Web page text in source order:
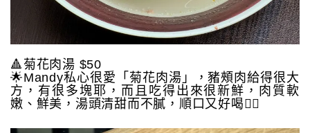
🔺菊花肉湯 $50
🌟Mandy私心很愛「菊花肉湯」，豬頰肉給得很大
方，有很多塊耶，而且吃得出來很新鮮，肉質軟
嫩、鮮美，湯頭清甜而不膩，順口又好喝👌🏻